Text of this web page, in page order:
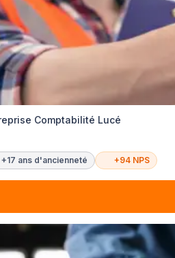
Comptabilité Lucé
+17 ans d'ancienneté +94 NPS